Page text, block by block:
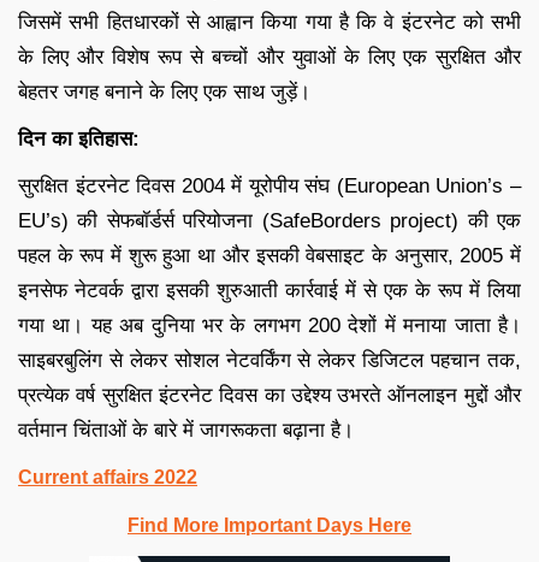
जिसमें सभी हितधारकों से आह्वान किया गया है कि वे इंटरनेट को सभी
के लिए और विशेष रूप से बच्चों और युवाओं के लिए एक सुरक्षित और
बेहतर जगह बनाने के लिए एक साथ जुड़ें।
दिन का इतिहास:
सुरक्षित इंटरनेट दिवस 2004 में यूरोपीय संघ (European Union’s –
EU’s) की सेफबॉर्डर्स परियोजना (SafeBorders project) की एक
पहल के रूप में शुरू हुआ था और इसकी वेबसाइट के अनुसार, 2005 में
इनसेफ नेटवर्क द्वारा इसकी शुरुआती कार्रवाई में से एक के रूप में लिया
गया था। यह अब दुनिया भर के लगभग 200 देशों में मनाया जाता है।
साइबरबुलिंग से लेकर सोशल नेटवर्किंग से लेकर डिजिटल पहचान तक,
प्रत्येक वर्ष सुरक्षित इंटरनेट दिवस का उद्देश्य उभरते ऑनलाइन मुद्दों और
वर्तमान चिंताओं के बारे में जागरूकता बढ़ाना है।
Current affairs 2022
Find More Important Days Here